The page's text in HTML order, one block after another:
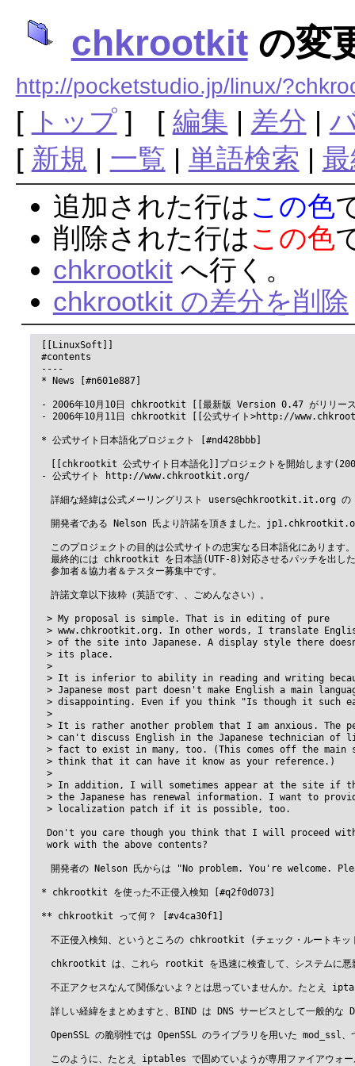
chkrootkitの変
http://pocketstudio.jp/linux/
[ トップ] [ 編集 | 差分 |
[ 新規 | 一覧 | 単語検索 |
追加された行は この色
削除された行は この色
chkrootkitへ行く。
chkrootkit の差分を削除
[[LinuxSoft]]
#contents
----
* News [#n601e887]
- 2006年10月10日 chkrootkit [[最新版 Version 0.47 がリリー
- 2006年10月11日 chkrootkit [[公式サイト>http://
* 公式サイト日本語化プロジェクト [#nd428bbb]
[[chkrootkit 公式サイト日本語化]]プロジェクトを開始します
- 公式サイト http://www.chkrootkit.org/
詳細な経緯は公式メーリングリスト users@chkrootkit.it.org の
開発者である Nelson 氏より許諾を頂きました。
このプロジェクトの目的は公式サイトの忠実なる日本語化にあります
最終的には chkrootkit を日本語(UTF-8)対応させるパッチを出した
参加者＆協力者＆テスター募集中です。
許諾文章以下抜粋（英語です、、ごめんなさい）。
  > My proposal is simple. That is in editing of pure
> www.chkrootkit.org. In other words, I translate
> of the site into Japanese. A display style there
  > its place.
  >
> It is inferior to ability in reading and writing
> Japanese most part doesn't make English a main
> disappointing. Even if you think "Is though it such
  >
> It is rather another problem that I am anxious. The
> can't discuss English in the Japanese technician of
> fact to exist in many, too. (This comes off the main
  > think that it can have it know as your reference.)
  >
> In addition, I will sometimes appear at the site if
> the Japanese has renewal information. I want to
  > localization patch if it is possible, too.
Don't you care though you think that I will proceed
  work with the above contents?
開発者の Nelson 氏からは "No problem. You're welcome.
* chkrootkit を使った不正侵入検知 [#q2f0d073]
** chkrootkit って何？ [#v4ca30f1]
不正侵入検知、というところの chkrootkit (チェック・ルートキット)
chkrootkit は、これら rootkit を迅速に検査して、システムに悪影響が
不正アクセスなんて関係ないよ？とは思っていませんか。たとえ
詳しい経緯をまとめますと、BIND は DNS サービスとして一般的な
OpenSSL の脆弱性では OpenSSL のライブラリを用いた mod_ssl、
このように、たとえ iptables で固めていようが専用ファイアウォール